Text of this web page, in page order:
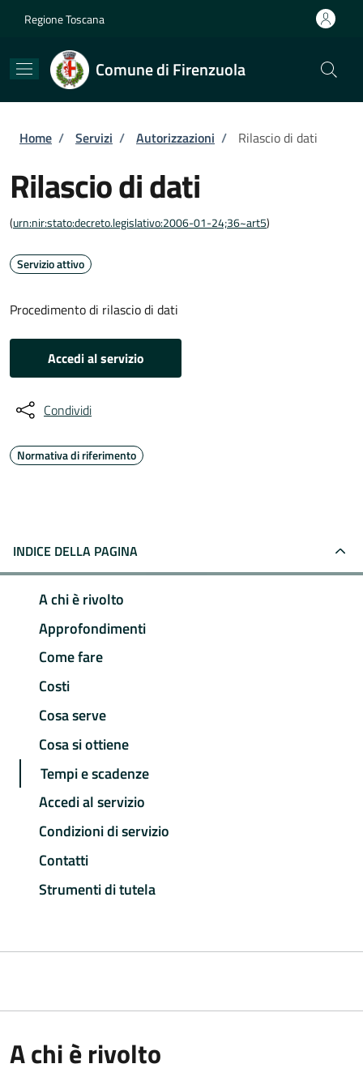
Regione Toscana
Comune di Firenzuola
Briciole di pane
Home / Servizi / Autorizzazioni / Rilascio di dati
Rilascio di dati
(urn:nir:stato:decreto.legislativo:2006-01-24;36~art5)
Servizio attivo
Procedimento di rilascio di dati
Accedi al servizio
Condividi
Normativa di riferimento
INDICE DELLA PAGINA
A chi è rivolto
Approfondimenti
Come fare
Costi
Cosa serve
Cosa si ottiene
Tempi e scadenze
Accedi al servizio
Condizioni di servizio
Contatti
Strumenti di tutela
A chi è rivolto